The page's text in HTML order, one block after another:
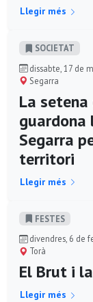
Llegir més
SOCIETAT
dissabte, 17 de
Segarra
La
guardona
Segarra
territori
Llegir més
FESTES
divendres, 6 de
Torà
El Brut i
Llegir més